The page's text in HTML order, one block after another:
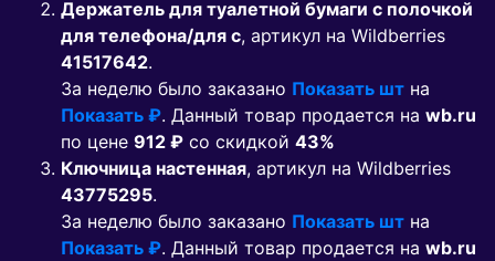
Держатель для туалетной бумаги с полочкой
для телефона/для с, артикул на Wildberries
41517642.
За неделю было заказано Показать шт на
Показать ₽. Данный товар продается на wb.ru
по цене 912 ₽ co скидкой 43%
Ключница настенная, артикул на Wildberries
43775295.
За неделю было заказано Показать шт на
Показать ₽. Данный товар продается на wb.ru